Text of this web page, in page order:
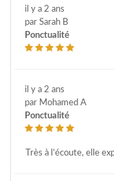
il y a 2 ans
par Sarah B
Ponctualité
il y a 2 ans
par Mohamed A
Ponctualité
Très à l’écoute, elle